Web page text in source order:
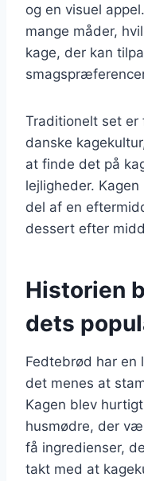
og en visuel
mange måder,
kage, der kan
Traditionelt set
danske
at finde det på
lejligheder.
del af en
dessert efter
Historien
dets
Fedtebrød har en
det menes at
Kagen blev
husmødre, der
få ingredienser,
takt med at